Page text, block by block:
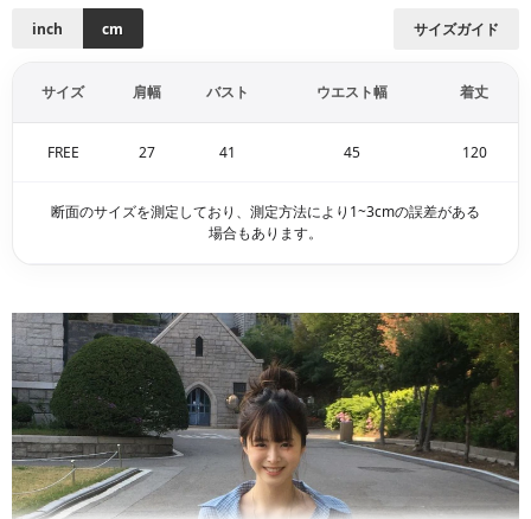
サイズガイド
inch cm
サイズ 肩幅 バスト ウエスト幅 着丈
FREE 27 41 45 120
断面のサイズを測定しており、測定方法により1~3cmの誤差がある
場合もあります。